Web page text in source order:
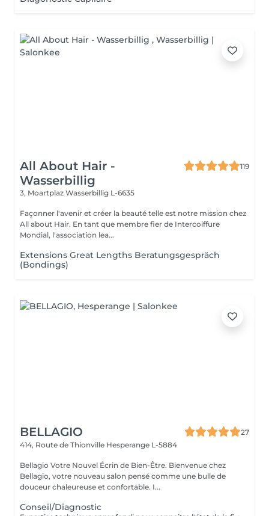
All About Hair -
Wasserbillig
119
3, Moartplaz Wasserbillig L-6635
Façonner l'avenir et créer la beauté telle est notre mission chez
All about Hair. En tant que membre fier de Intercoiffure
Mondial, l'association lea...
Extensions Great Lengths Beratungsgespräch
(Bondings)
BELLAGIO
27
414, Route de Thionville Hesperange L-5884
Bellagio Votre Nouvel Écrin de Bien-Être. Bienvenue chez
Bellagio, votre nouveau salon pensé comme une bulle de
douceur chaleureuse et confortable. I...
Conseil/Diagnostic